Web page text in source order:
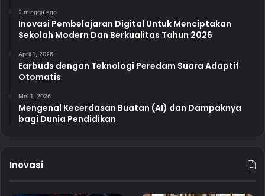
2 minggu ago
Inovasi Pembelajaran Digital Untuk Menciptakan
Sekolah Modern Dan Berkualitas Tahun 2026
April 1, 2026
Earbuds dengan Teknologi Peredam Suara Adaptif
Otomatis
Mei 1, 2026
Mengenal Kecerdasan Buatan (AI) dan Dampaknya
bagi Dunia Pendidikan
Inovasi